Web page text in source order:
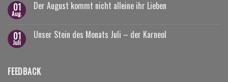
01
Aug.
Der August kommt nicht alleine ihr Lieben
01
Juli
Unser Stein des Monats Juli – der Karneol
FEEDBACK